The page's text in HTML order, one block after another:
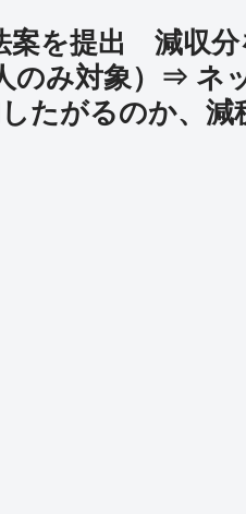
案を提出 減収
のみ対象）⇒ ネ
たがるのか、減